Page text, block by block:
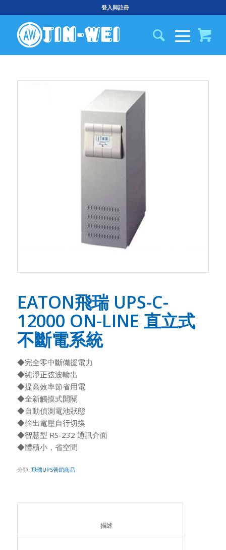
登入與註冊
EATON飛瑞 UPS-C-
12000 ON-LINE 直立式
不斷電系統
◆完全零中斷備援電力
◆純淨正弦波輸出
◆提高效率節省用電
◆全新觸摸式開關
◆自動偵測電池狀態
◆輸出電壓自行切換
◆智慧型 RS-232 通訊介面
◆體積小，省空間
分類: 飛瑞UPS普銷商品
						描述